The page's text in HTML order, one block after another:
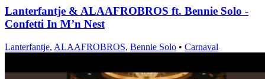
Lanterfantje & ALAAFROBROS ft. Bennie Solo -
Confetti In M’n Nest
Lanterfantje, ALAAFROBROS, Bennie Solo • Carnaval